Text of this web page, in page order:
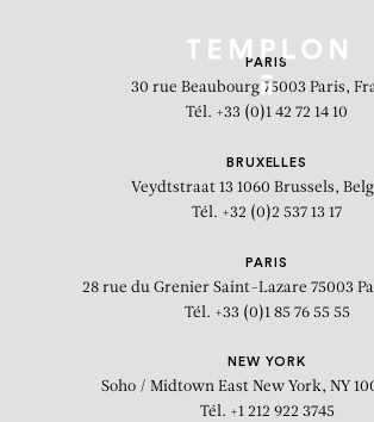
PARIS
30 rue Beaubourg 75003 Paris,
Tél. +33 (0)1 42 72 14 10
BRUXELLES
Veydtstraat 13 1060 Brussels,
Tél. +32 (0)2 537 13 17
PARIS
28 rue du Grenier Saint-Lazare 75003
Tél. +33 (0)1 85 76 55 55
NEW YORK
Soho / Midtown East New York, NY
Tél. +1 212 922 3745